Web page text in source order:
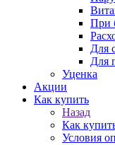
При
Для
Для
Уценка
Акции
Как купить
Назад
Как
Условия